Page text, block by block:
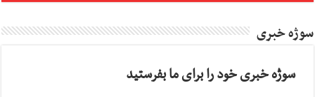
سوژه خبری
سوژه خبری خود را برای ما بفرستید